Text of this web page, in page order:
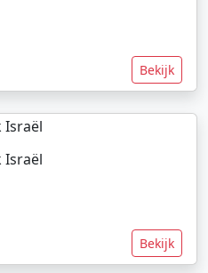
Bekijk
Israël
Bekijk